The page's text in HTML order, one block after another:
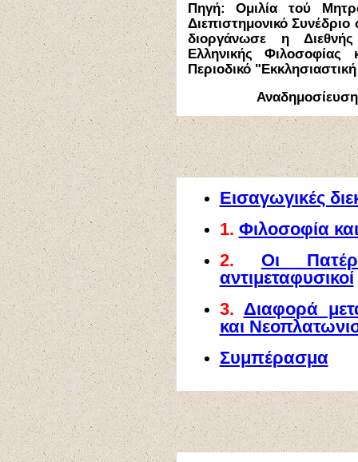
Πηγή: Ομιλία τού
Διεπιστημονικό
διοργάνωσε η Διεθνής
Ελληνικής
Περιοδικό
Εισαγωγικές
1. Φιλοσοφία
2. Οι
αντιμεταφυσικοί
3. Διαφορά
και
Συμπέρασμα